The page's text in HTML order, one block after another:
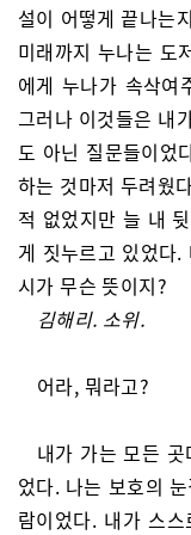
설이 어떻게 끝나는
미래까지 누나는 도
에게 누나가 속삭여
그러나 이것들은 내
도 아닌 질문들이었
하는 것마저 두려웠
적 없었지만 늘 내
게 짓누르고 있었다
시가 무슨 뜻이지?
김해리. 소위.
어라, 뭐라고?
내가 가는 모든
었다. 나는 보호의
람이었다. 내가 스